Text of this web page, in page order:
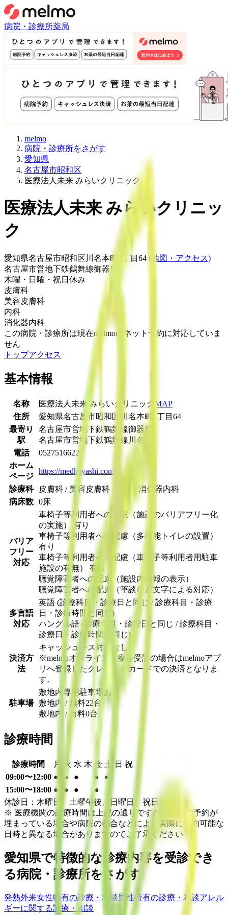
病院・診療所薬局
melmo
病院・診療所をさがす
愛知県
名古屋市昭和区
医療法人未来 みらいクリニック
医療法人未来 みらいクリニッ
ク
愛知県名古屋市昭和区川名本町3丁目64 (地図・アクセス)
名古屋市営地下鉄鶴舞線御器所
木曜・日曜・祝日 休み
皮膚科
美容皮膚科
内科
消化器内科
この病院・診療所は現在melmoのネット予約に対応していま
せん
トップアクセス
基本情報
名称 医療法人未来 みらいクリニック MAP
住所
愛知県名古屋市昭和区川名本町3丁目64
最寄り
駅
名古屋市営地下鉄鶴舞線御器所
名古屋市営地下鉄鶴舞線 川名
電話
0527516622
ホーム
ページ
https://medhayashi.com/
診療科
皮膚科 / 美容皮膚科 / 内科 / 消化器内科
病床数
0床
バリア
フリー
対応
車椅子等利用者への配慮（施設のバリアフリー化
の実施） 有り
車椅子等利用者への配慮（多機能トイレの設置）
有り
車椅子等利用者への配慮（車椅子等利用者用駐車
施設の有無） 有り
聴覚障害者への配慮（施設内情報の表示）
聴覚障害者への配慮（筆談など文字による対応）
多言語
対応
英語 (診療科目・診療日と同じ / 診療科目・診療
日・診療時間と同じ)
ハングル語 (診療科目・診療日と同じ / 診療科目・
診療日・診療時間と同じ)
決済方
法
キャッシュレス対応なし
※melmoオンライン診療を受診の場合はmelmoアプ
リへ登録したクレジットカードでの決済となりま
す。
駐車場
敷地内専用駐車場あり
敷地内 / 無料22台
敷地内 / 有料0台
診療時間
診療時間 月 火 水 木 金 土 日 祝
09:00〜12:00 ● ● ● ●
●
15:00〜18:00 ● ● ●
●
休診日：木曜日、土曜午後、日曜日、祝日
※ 医療機関の診療時間は上記の通りですが、すでに予約が
埋まっている場合や病院の都合などにより実際に予約可能な
日時と異なる場合がありますのでご了承ください
愛知県で特徴的な診療内容を受診でき
る病院・診療所をさがす
発熱外来女性特有の診療・相談男性特有の診療・相談アレル
ギーに関する診療・相談